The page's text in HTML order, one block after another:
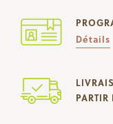
Détails
PARTIR